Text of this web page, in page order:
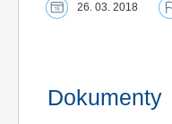
26. 03. 2018
Dokumenty